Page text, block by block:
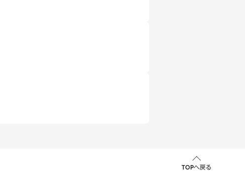
TOPへ戻る